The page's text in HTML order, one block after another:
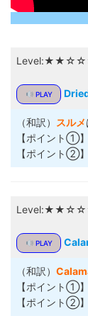
PLAY
（和訳） スルメ
【ポイント①
【ポイント②
PLAY
（和訳）
【ポイント①
【ポイント②